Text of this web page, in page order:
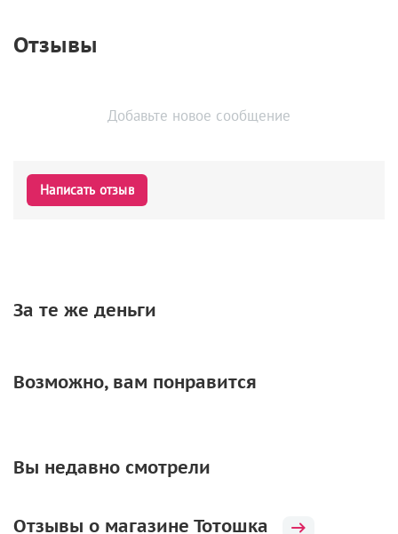
Отзывы
Добавьте новое сообщение
Написать отзыв
За те же деньги
Возможно, вам понравится
Вы недавно смотрели
Отзывы о магазине Тотошка